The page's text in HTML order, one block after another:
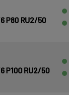
P80 RU2/50
P100 RU2/50